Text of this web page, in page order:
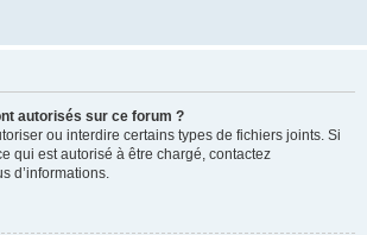
autorisés sur ce forum ?
ou interdire certains types de fichiers joints. Si
qui est autorisé à être chargé, contactez
d’informations.